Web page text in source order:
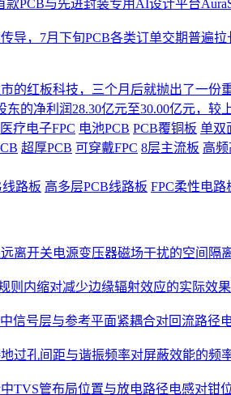
款PCB与先进封装专用AI设计平台
导，7月下旬PCB各类订单交期普遍拉
的红板科技，三个月后就抛出了一份
的净利润28.30亿元至30.00亿元，较
医疗电子FPC 电池PCB PCB覆铜板 单双
超厚PCB 可穿戴FPC 8层主流板 高频
路板 高多层PCB线路板 FPC柔性电路
离开关电源变压器磁场干扰的空间隔
则内缩对减少边缘辐射效应的实际效
信号层与参考平面紧耦合对回流路径
过孔间距与谐振频率对屏蔽效能的频
TVS管布局位置与放电路径电感对钳